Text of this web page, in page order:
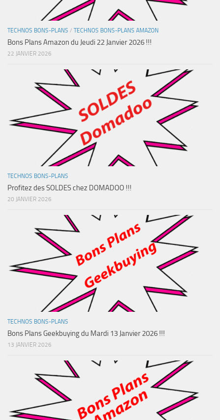
TECHNOS BONS-PLANS / TECHNOS BONS-PLANS AMAZON
Bons Plans Amazon du Jeudi 22 Janvier 2026 !!!
22 JANVIER 2026
TECHNOS BONS-PLANS
Profitez des SOLDES chez DOMADOO !!!
20 JANVIER 2026
TECHNOS BONS-PLANS
Bons Plans Geekbuying du Mardi 13 Janvier 2026 !!!
13 JANVIER 2026